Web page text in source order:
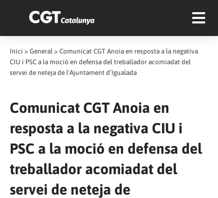
Inici > General > Comunicat CGT Anoia en resposta a la negativa
CIU i PSC a la moció en defensa del treballador acomiadat del
servei de neteja de l’Ajuntament d’Igualada
Comunicat CGT Anoia en
resposta a la negativa CIU i
PSC a la moció en defensa del
treballador acomiadat del
servei de neteja de